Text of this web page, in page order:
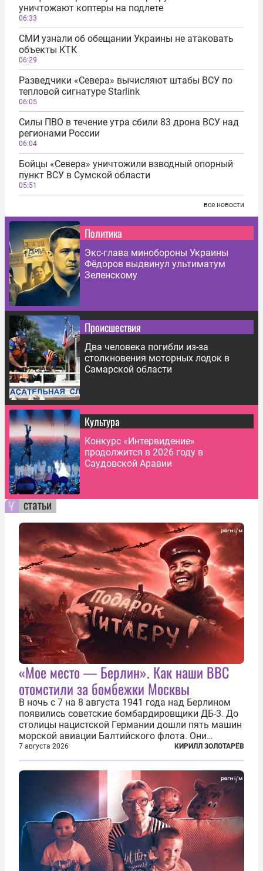
уничтожают коптеры на подлете
06:33
СМИ узнали об обещании Украины не атаковать
объекты КТК
06:29
Разведчики «Севера» вычисляют штабы ВСУ по
тепловой сигнатуре Starlink
06:05
Силы ПВО в течение утра сбили 83 дрона ВСУ над
регионами России
06:04
Бойцы «Севера» уничтожили взводный опорный
пункт ВСУ в Сумской области
05:51
все новости
Политика
Экс-глава минобороны Украины
Фёдоров выдвинул ультиматум
Зеленскому
Происшествия
Два человека погибли из-за
столкновения моторных лодок в
Самарской области
Культура
Конкурс «Интервидение»
продолжится в 2026 году в
Саудовской Аравии
статьи
«Мое место — Берлин». Как наши ВВС
отомстили за бомбежки Москвы
В ночь с 7 на 8 августа 1941 года над Берлином
появились советские бомбардировщики ДБ-3. До
столицы нацистской Германии дошли пять машин
морской авиации Балтийского флота. Они
сбросили бомбы на город, который в тот момент
жил в полной уверенности, что война идет где-то
далеко на востоке, Красная...
7 августа 2026 КИРИЛЛ ЗОЛОТАРЁВ